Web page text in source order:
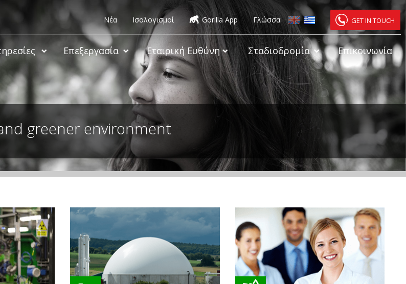
Νέα Ισολογισμοί Gorilla App Γλώσσα: GET IN TOUCH
Επεξεργασία Εταιρική Ευθύνη Σταδιοδρομία Επικοινωνία
greener environment